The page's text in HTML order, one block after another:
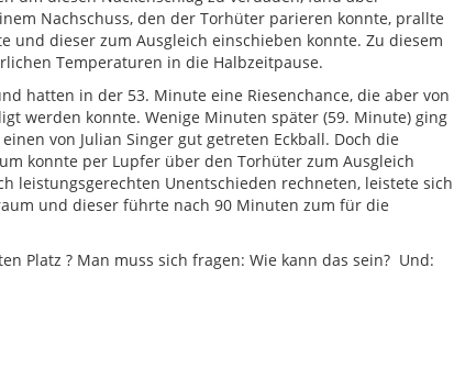
Nachschuss, den der Torhüter parieren konnte, prallte
und dieser zum Ausgleich einschieben konnte. Zu diesem
Temperaturen in die Halbzeitpause.
hatten in der 53. Minute eine Riesenchance, die aber von
werden konnte. Wenige Minuten später (59. Minute) ging
von Julian Singer gut getreten Eckball. Doch die
konnte per Lupfer über den Torhüter zum Ausgleich
leistungsgerechten Unentschieden rechneten, leistete sich
und dieser führte nach 90 Minuten zum für die
Platz ? Man muss sich fragen: Wie kann das sein? Und: